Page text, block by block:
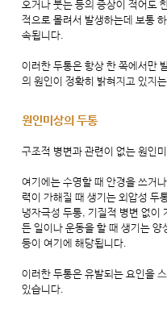
오거나 붓는 등의 증상이 적어도
적으로 몰려서 발생하는데 보통
속됩니다.
이러한 두통은 항상 한 쪽에서만
의 원인이 정확히 밝혀지고 있지
원인미상의 두통
구조적 병변과 관련이 없는 원인
여기에는 수영할 때 안경을 쓰거
력이 가해질 때 생기는 외압성 두
냉자극성 두통, 기질적 병변 없이
든 일이나 운동을 할 때 생기는
등이 여기에 해당됩니다.
이러한 두통은 유발되는 요인을
있습니다.